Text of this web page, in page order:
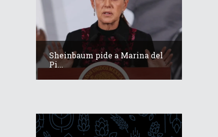
Sheinbaum pide a Marina del
Pi...